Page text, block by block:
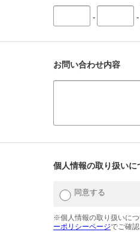
- -
お問い合わせ内容
個人情報の取り扱いに
同意する
※個人情報の取り扱いに
ーポリシーページでご確認